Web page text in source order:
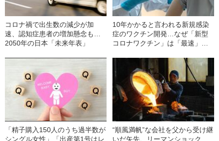
コロナ禍で出生数の減少が加
速、認知症患者の増加懸念も…
2050年の日本「未来年表」
10年かかると言われる新規感染
症のワクチン開発…なぜ「新型
コロナワクチン」は「最速」で
「精子購入150人のうち過半数が
シングル女性」「出産第1号はレ
“順風満帆”な会社を父から受け継
いだ矢先、リーマンショック